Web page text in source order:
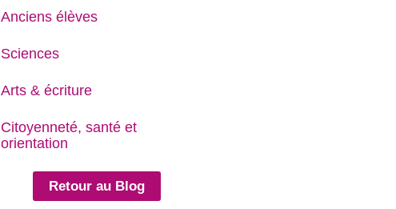
Anciens élèves
Sciences
Arts & écriture
Citoyenneté, santé et
orientation
Retour au Blog